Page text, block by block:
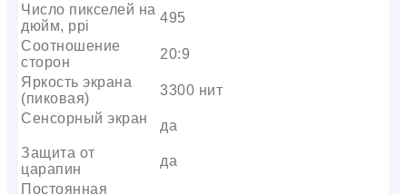
Число пикселей на
дюйм, ppi
495
Соотношение
сторон
20:9
Яркость экрана
(пиковая)
3300 нит
Сенсорный экран
да
Защита от
царапин
да
Постоянная